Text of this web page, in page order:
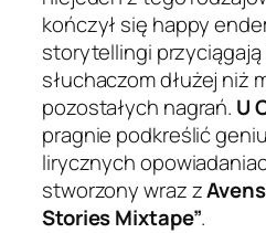
kończył się happy
storytellingi przyciągają
słuchaczom dłużej niż
pozostałych nagrań. U
pragnie podkreślić
lirycznych
stworzony wraz z
Stories Mixtape”.